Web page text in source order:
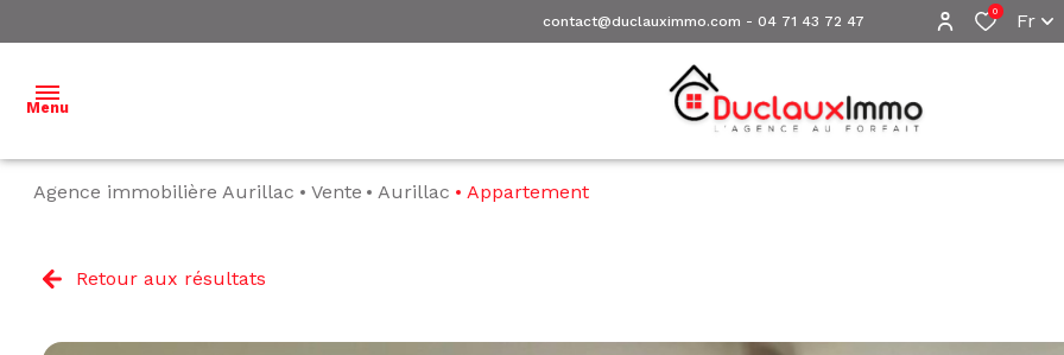
contact@duclauximmo.com -04 71 43 72 47
0 Fr
Menu
BIENS À
Agence immobilière Aurillac Vente Aurillac Appartement
Retour aux résultats